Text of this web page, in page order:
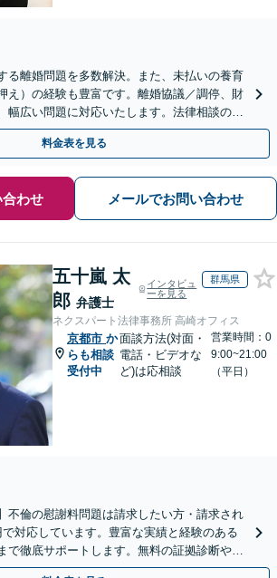
る離婚問題を多数解決。また、未払いの養育
え）の経験も豊富です。離婚協議／調停、財
幅広い問題に対応いたします。法律相談のみ
さい【京都市役所前駅1分】
料金表を見る
わせ メールでお問い合わせ
五十嵐 太
郎 弁護士
インタビュ
ーを見る
群馬県
ネクスパート法律事務所 高崎オフィス
京都市 か
らも相談
受付中
面談方法(対面・
電話・ビデオな
ど)は応相談
営業時間：0
9:00~21:00
（平日）
不倫の慰謝料問題は請求したい方・請求され
対応しています。豊富な実績と経験のある
で徹底サポートします。無料の証拠診断や着
すので安心してご相談ください。